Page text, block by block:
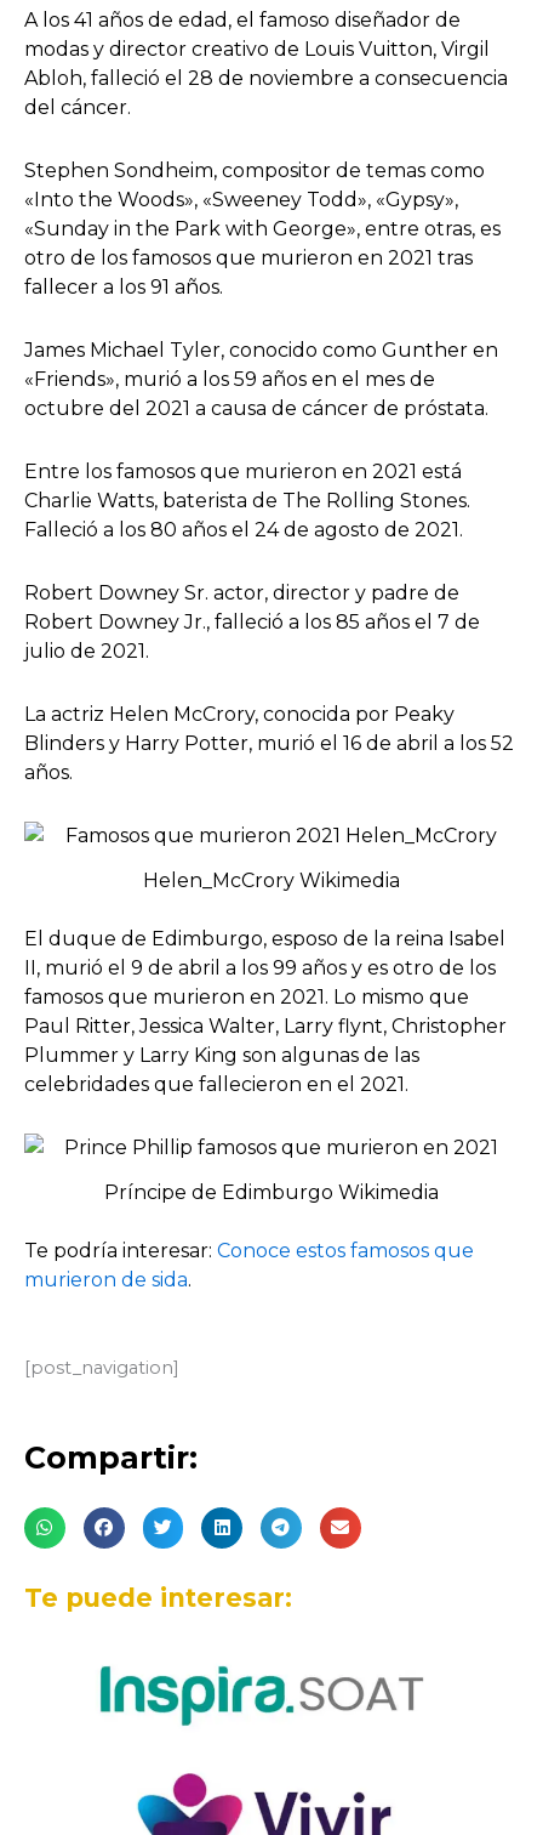
A los 41 años de edad, el famoso diseñador de
modas y director creativo de Louis Vuitton, Virgil
Abloh, falleció el 28 de noviembre a consecuencia
del cáncer.
Stephen Sondheim, compositor de temas como
«Into the Woods», «Sweeney Todd», «Gypsy»,
«Sunday in the Park with George», entre otras, es
otro de los famosos que murieron en 2021 tras
fallecer a los 91 años.
James Michael Tyler, conocido como Gunther en
«Friends», murió a los 59 años en el mes de
octubre del 2021 a causa de cáncer de próstata.
Entre los famosos que murieron en 2021 está
Charlie Watts, baterista de The Rolling Stones.
Falleció a los 80 años el 24 de agosto de 2021.
Robert Downey Sr. actor, director y padre de
Robert Downey Jr., falleció a los 85 años el 7 de
julio de 2021.
La actriz Helen McCrory, conocida por Peaky
Blinders y Harry Potter, murió el 16 de abril a los 52
años.
Helen_McCrory Wikimedia
El duque de Edimburgo, esposo de la reina Isabel
II, murió el 9 de abril a los 99 años y es otro de los
famosos que murieron en 2021. Lo mismo que
Paul Ritter, Jessica Walter, Larry flynt, Christopher
Plummer y Larry King son algunas de las
celebridades que fallecieron en el 2021.
Príncipe de Edimburgo Wikimedia
Te podría interesar: Conoce estos famosos que
murieron de sida.
[post_navigation]
Compartir:
Te puede interesar: